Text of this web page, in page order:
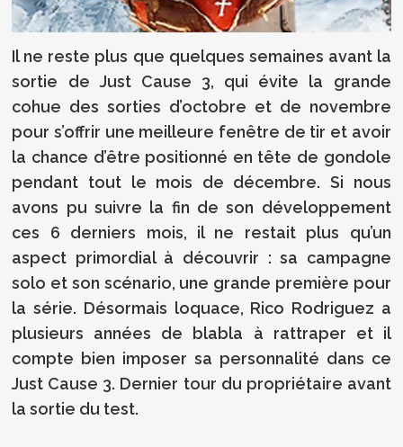
Il ne reste plus que quelques semaines avant la
sortie de Just Cause 3, qui évite la grande
cohue des sorties d’octobre et de novembre
pour s’offrir une meilleure fenêtre de tir et avoir
la chance d’être positionné en tête de gondole
pendant tout le mois de décembre. Si nous
avons pu suivre la fin de son développement
ces 6 derniers mois, il ne restait plus qu’un
aspect primordial à découvrir : sa campagne
solo et son scénario, une grande première pour
la série. Désormais loquace, Rico Rodriguez a
plusieurs années de blabla à rattraper et il
compte bien imposer sa personnalité dans ce
Just Cause 3. Dernier tour du propriétaire avant
la sortie du test.